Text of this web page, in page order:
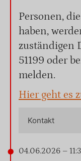
Personen,
haben,
zuständigen
51199 oder
melden.
Hier geht es
Kontakt
04.06.2026 –